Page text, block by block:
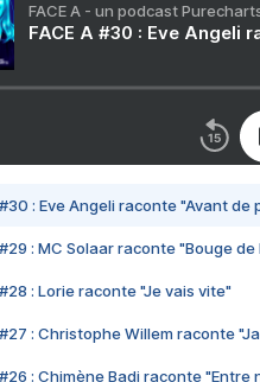
FACE A - un podcast
FACE A #30 : Eve Angeli
#30 : Eve Angeli raconte "Avant de
#29 : MC Solaar raconte "Bouge de
#28 : Lorie raconte "Je vais vite"
#27 : Christophe Willem raconte
#26 : Chimène Badi raconte "Entre